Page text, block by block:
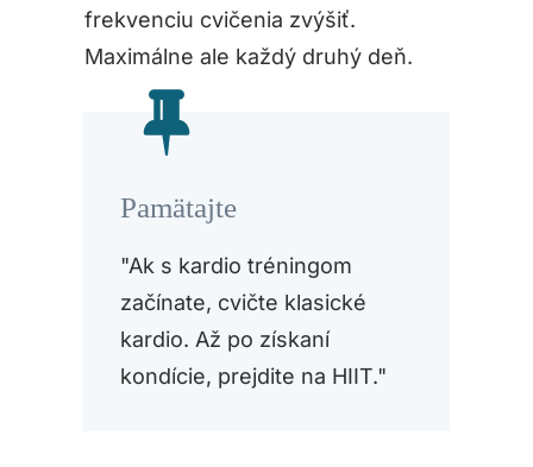
frekvenciu cvičenia zvýšiť.
Maximálne ale každý druhý deň.
Pamätajte
"Ak s kardio tréningom
začínate, cvičte klasické
kardio. Až po získaní
kondície, prejdite na HIIT."